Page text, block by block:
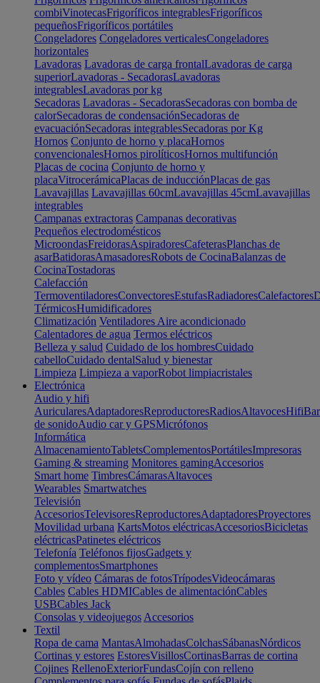
combiVinotecasFrigoríficos integrablesFrigoríficos
pequeñosFrigoríficos portátiles
Congeladores Congeladores verticalesCongeladores
horizontales
Lavadoras Lavadoras de carga frontalLavadoras de carga
superiorLavadoras - SecadorasLavadoras
integrablesLavadoras por kg
Secadoras Lavadoras - SecadorasSecadoras con bomba de
calorSecadoras de condensaciónSecadoras de
evacuaciónSecadoras integrablesSecadoras por Kg
Hornos Conjunto de horno y placaHornos
convencionalesHornos pirolíticosHornos multifunción
Placas de cocina Conjunto de horno y
placaVitrocerámicaPlacas de inducciónPlacas de gas
Lavavajillas Lavavajillas 60cmLavavajillas 45cmLavavajillas
integrables
Campanas extractoras Campanas decorativas
Pequeños electrodomésticos
MicroondasFreidorasAspiradoresCafeterasPlanchas de
asarBatidorasAmasadoresRobots de CocinaBalanzas de
CocinaTostadoras
Calefacción
TermoventiladoresConvectoresEstufasRadiadoresCalefactores
TérmicosHumidificadores
Climatización Ventiladores Aire acondicionado
Calentadores de agua Termos eléctricos
Belleza y salud Cuidado de los hombresCuidado
cabelloCuidado dentalSalud y bienestar
Limpieza Limpieza a vaporRobot limpiacristales
Electrónica
Audio y hifi
AuricularesAdaptadoresReproductoresRadiosAltavocesHifi
de sonidoAudio car y GPSMicrófonos
Informática
AlmacenamientoTabletsComplementosPortátilesImpresoras
Gaming & streaming Monitores gamingAccesorios
Smart home TimbresCámarasAltavoces
Wearables Smartwatches
Televisión
AccesoriosTelevisoresReproductoresAdaptadoresProyectores
Movilidad urbana KartsMotos eléctricasAccesoriosBicicletas
eléctricasPatinetes eléctricos
Telefonía Teléfonos fijosGadgets y
complementosSmartphones
Foto y vídeo Cámaras de fotosTrípodesVideocámaras
Cables Cables HDMICables de alimentaciónCables
USBCables Jack
Consolas y videojuegos Accesorios
Textil
Ropa de cama MantasAlmohadasColchasSábanasNórdicos
Cortinas y estores EstoresVisillosCortinasBarras de cortina
Cojines RellenoExteriorFundasCojín con relleno